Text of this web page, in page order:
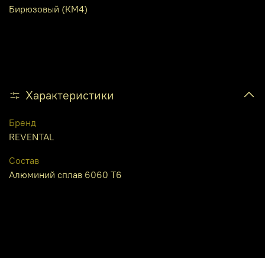
Бирюзовый (КМ4)
Характеристики
Бренд
REVENTAL
Состав
Алюминий сплав 6060 Т6